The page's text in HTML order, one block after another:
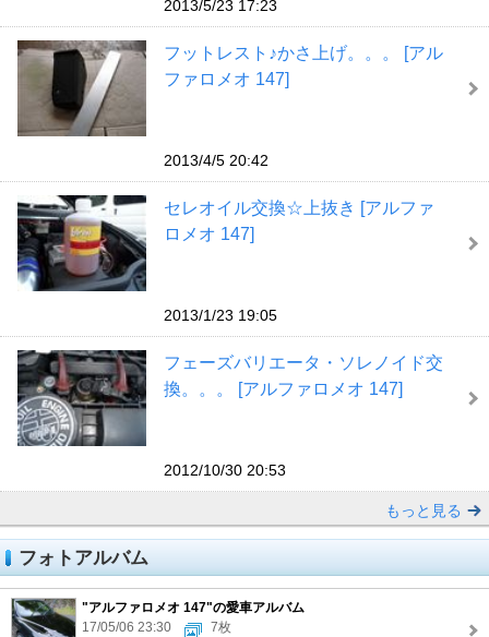
2013/5/23 17:23
フットレスト♪かさ上げ。。。 [アル
ファロメオ 147]
2013/4/5 20:42
セレオイル交換☆上抜き [アルファ
ロメオ 147]
2013/1/23 19:05
フェーズバリエータ・ソレノイド交
換。。。 [アルファロメオ 147]
2012/10/30 20:53
もっと見る
フォトアルバム
"アルファロメオ 147"の愛車アルバム
17/05/06 23:30
7枚